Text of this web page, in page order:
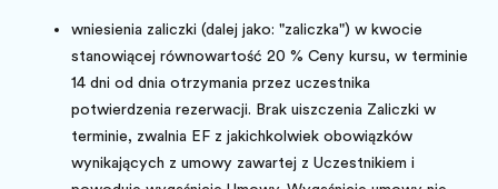
wniesienia zaliczki (dalej jako: "zaliczka") w kwocie
stanowiącej równowartość 20 % Ceny kursu, w terminie
14 dni od dnia otrzymania przez uczestnika
potwierdzenia rezerwacji. Brak uiszczenia Zaliczki w
terminie, zwalnia EF z jakichkolwiek obowiązków
wynikających z umowy zawartej z Uczestnikiem i